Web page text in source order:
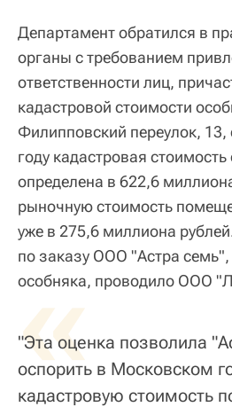
Департамент обратился в
органы с требованием
ответственности лиц,
кадастровой стоимости
Филипповский переулок, 13,
году кадастровая
определена в 622,6
рыночную стоимость
уже в 275,6 миллиона
по заказу ООО "Астра семь",
особняка, проводило ООО
«
"Эта оценка позволила
оспорить в Московском
кадастровую стоимость